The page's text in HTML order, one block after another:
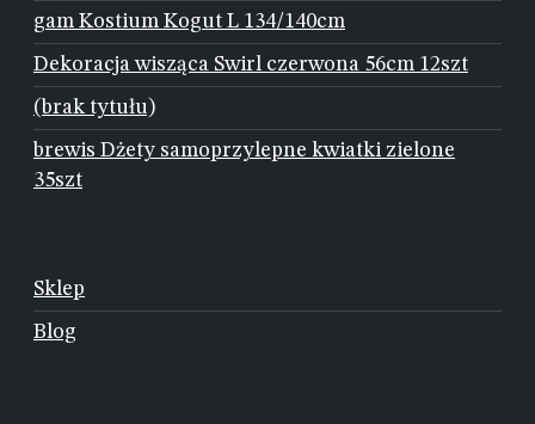
gam Kostium Kogut L 134/140cm
Dekoracja wisząca Swirl czerwona 56cm 12szt
(brak tytułu)
brewis Dżety samoprzylepne kwiatki zielone
35szt
Sklep
Blog